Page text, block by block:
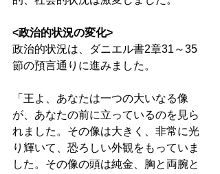
<政治的状況の変化>
政治的状況は、ダニエル書2章31～35
節の預言通りに進みました。
「王よ、あなたは一つの大いなる像
が、あなたの前に立っているのを見ら
れました。その像は大きく、非常に光
り輝いて、恐ろしい外観をもっていま
した。その像の頭は純金、胸と両腕と